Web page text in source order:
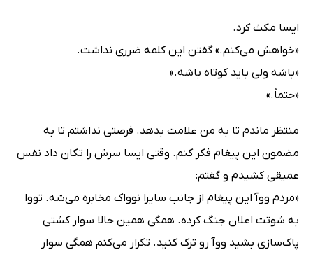
ایسا مکث کرد.
«خواهش می‌کنم.» گفتن این کلمه ضرری نداشت.
«باشه ولی باید کوتاه باشه.»
«حتماً.»
منتظر ماندم تا به من علامت بدهد. فرصتی نداشتم تا به
مضمون این پیغام فکر کنم. وقتی ایسا سرش را تکان داد نفس
عمیقی کشیدم و گفتم:
«مردم ووآ این پیغام از جانب سایرا نوواک مخابره می‌شه. تووا
به شوتت اعلان جنگ کرده. همگی همین حالا سوار کشتی
پاک‌سازی بشید ووآ رو ترک کنید. تکرار می‌کنم همگی سوار